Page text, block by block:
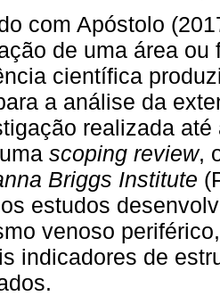
com Apóstolo
de uma área
científica
a análise da
realizada
scoping review,
Briggs Institute
estudos
venoso
indicadores de